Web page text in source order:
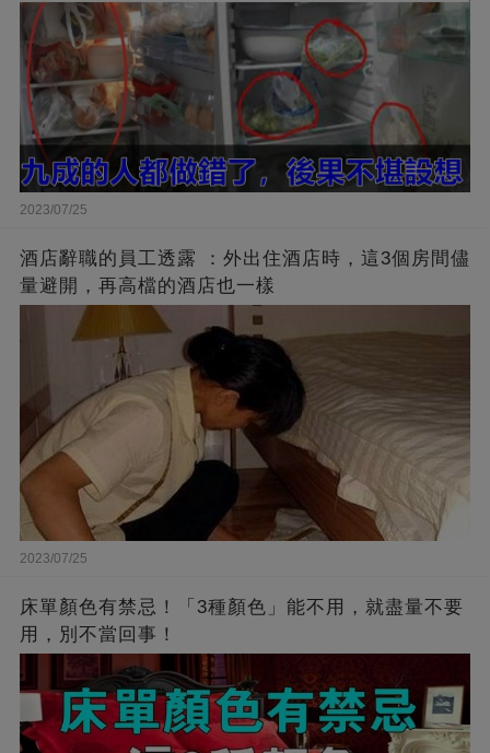
2023/07/25
酒店辭職的員工透露 ：外出住酒店時，這3個房間儘
量避開，再高檔的酒店也一樣
2023/07/25
床單顏色有禁忌！「3種顏色」能不用，就盡量不要
用，別不當回事！